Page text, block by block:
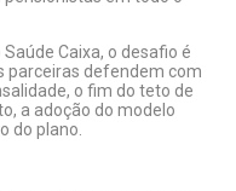
Caixa, o desafio é
parceiras defendem com
o fim do teto de
a adoção do modelo
do plano.